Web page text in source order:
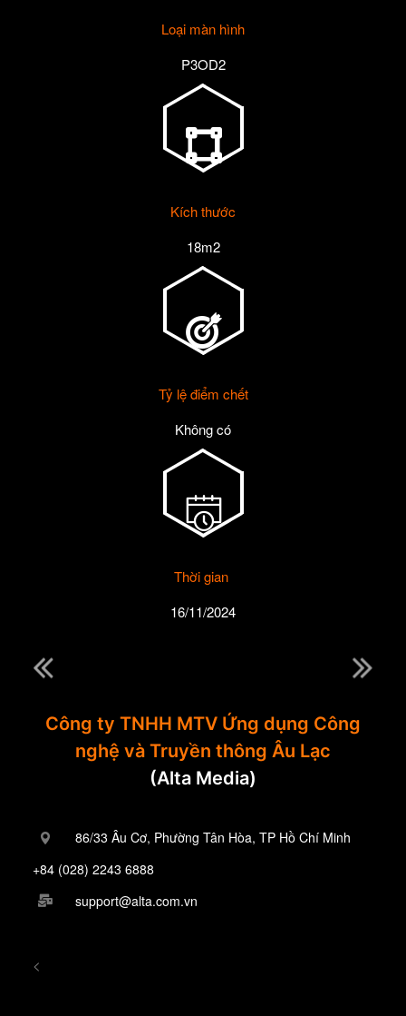
Loại màn hình
P3OD2
Kích thước
18m2
Tỷ lệ điểm chết
Không có
Thời gian
16/11/2024
Công ty TNHH MTV Ứng dụng Công
nghệ và Truyền thông Âu Lạc
(Alta Media)
86/33 Âu Cơ, Phường Tân Hòa, TP Hồ Chí Minh
+84 (028) 2243 6888
support@alta.com.vn
<